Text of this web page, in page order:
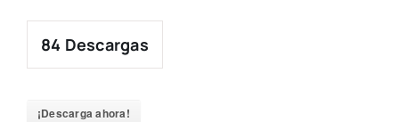
84 Descargas
¡Descarga ahora!